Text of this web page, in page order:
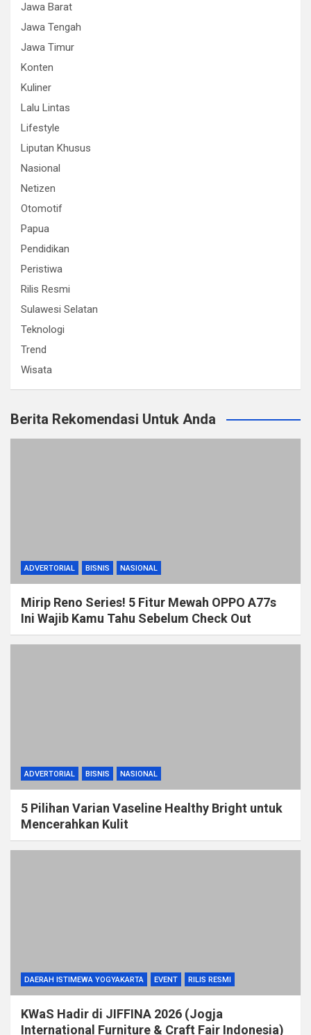
Jawa Barat
Jawa Tengah
Jawa Timur
Konten
Kuliner
Lalu Lintas
Lifestyle
Liputan Khusus
Nasional
Netizen
Otomotif
Papua
Pendidikan
Peristiwa
Rilis Resmi
Sulawesi Selatan
Teknologi
Trend
Wisata
Berita Rekomendasi Untuk Anda
ADVERTORIAL BISNIS NASIONAL
Mirip Reno Series! 5 Fitur Mewah OPPO A77s
Ini Wajib Kamu Tahu Sebelum Check Out
ADVERTORIAL BISNIS NASIONAL
5 Pilihan Varian Vaseline Healthy Bright untuk
Mencerahkan Kulit
DAERAH ISTIMEWA YOGYAKARTA EVENT RILIS RESMI
KWaS Hadir di JIFFINA 2026 (Jogja
International Furniture & Craft Fair Indonesia)